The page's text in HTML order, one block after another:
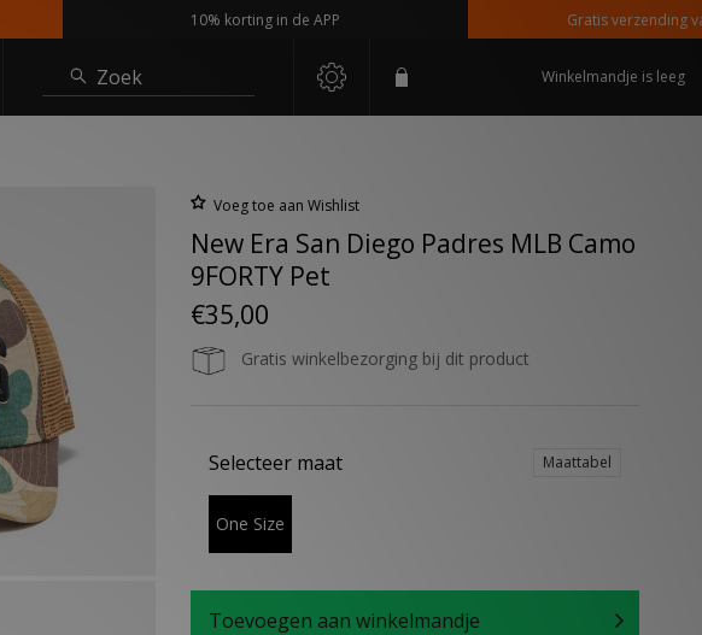
10% korting in de APP Gratis verzending vanaf
Zoek Winkelmandje is leeg
Voeg toe aan Wishlist
New Era San Diego Padres MLB Camo
9FORTY Pet
€35,00
Gratis winkelbezorging bij dit product
Selecteer maat Maattabel
One Size
Toevoegen aan winkelmandje